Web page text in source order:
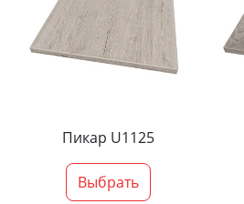
Пикар U1125
Выбрать